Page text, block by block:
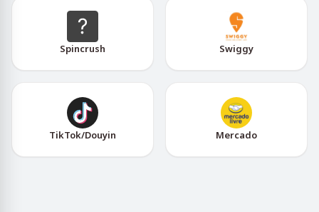
Spincrush Swiggy
TikTok/Douyin Mercado